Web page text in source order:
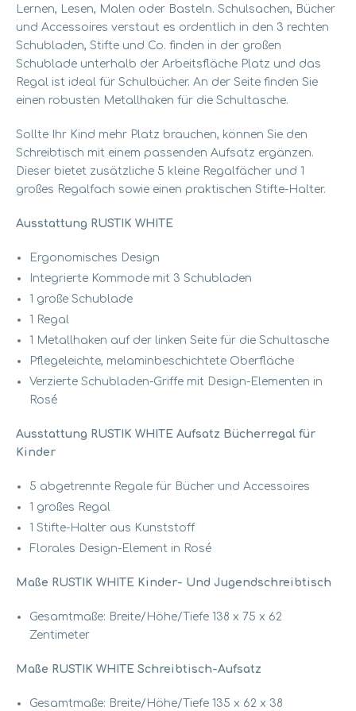
Lernen, Lesen, Malen oder Basteln. Schulsachen, Bücher
und Accessoires verstaut es ordentlich in den 3 rechten
Schubladen, Stifte und Co. finden in der großen
Schublade unterhalb der Arbeitsfläche Platz und das
Regal ist ideal für Schulbücher. An der Seite finden Sie
einen robusten Metallhaken für die Schultasche.
Sollte Ihr Kind mehr Platz brauchen, können Sie den
Schreibtisch mit einem passenden Aufsatz ergänzen.
Dieser bietet zusätzliche 5 kleine Regalfächer und 1
großes Regalfach sowie einen praktischen Stifte-Halter.
Ausstattung RUSTIK WHITE
Ergonomisches Design
Integrierte Kommode mit 3 Schubladen
1 große Schublade
1 Regal
1 Metallhaken auf der linken Seite für die Schultasche
Pflegeleichte, melaminbeschichtete Oberfläche
Verzierte Schubladen-Griffe mit Design-Elementen in
Rosé
Ausstattung RUSTIK WHITE Aufsatz Bücherregal für
Kinder
5 abgetrennte Regale für Bücher und Accessoires
1 großes Regal
1 Stifte-Halter aus Kunststoff
Florales Design-Element in Rosé
Maße RUSTIK WHITE Kinder- Und Jugendschreibtisch
Gesamtmaße: Breite/Höhe/Tiefe 138 x 75 x 62
Zentimeter
Maße RUSTIK WHITE Schreibtisch-Aufsatz
Gesamtmaße: Breite/Höhe/Tiefe 135 x 62 x 38